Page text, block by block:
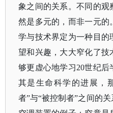
象之间的关系。不同的观
然是多元的，而非一元的
学与技术界定为一种目的
望和兴趣，大大窄化了技
够更虚心地学习20世纪后
其是生命科学的进展，
者”与“被控制者”之间的